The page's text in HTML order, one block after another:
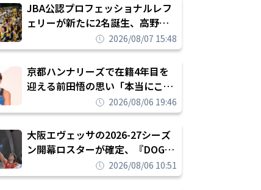
JBA公認プロフェッショナルレフ
ェリーが新たに2名誕生、高野晃
平は16年間続けた会社員生活に別
れを告げてプロ転向を決断
2026/08/07 15:48
京都ハンナリーズで在籍4年目を
迎える前田悟の思い「本当にこの
チームで勝ちたい、負けたまま舐
められたまま終わりたくない」
2026/08/06 19:46
大阪エヴェッサの2026-27シーズ
ン開幕ロスターが確定、『DOG
FIGHT』のチームカルチャーを推
し進めて結果を求めるシーズンへ
2026/08/06 10:51